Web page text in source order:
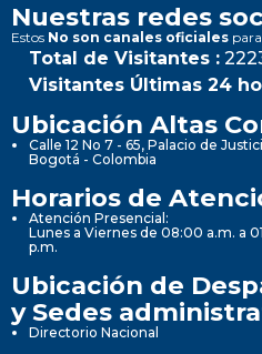
Nuestras redes
Estos No son canales oficiales
Total de Visitantes :
Visitantes Últimas 24
Ubicación Altas
Calle 12 No 7 - 65, Palacio de
Bogotá - Colombia
Horarios de
Atención Presencial:
Lunes a Viernes de 08:00 a.m. a
p.m.
Ubicación de
y Sedes
Directorio Nacional